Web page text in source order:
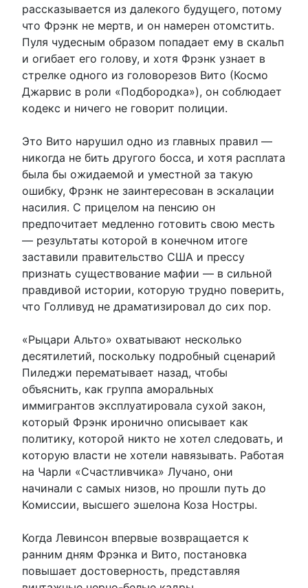
рассказывается из далекого будущего, потому
что Фрэнк не мертв, и он намерен отомстить.
Пуля чудесным образом попадает ему в скальп
и огибает его голову, и хотя Фрэнк узнает в
стрелке одного из головорезов Вито (Космо
Джарвис в роли «Подбородка»), он соблюдает
кодекс и ничего не говорит полиции.
Это Вито нарушил одно из главных правил —
никогда не бить другого босса, и хотя расплата
была бы ожидаемой и уместной за такую ​​
ошибку, Фрэнк не заинтересован в эскалации
насилия. С прицелом на пенсию он
предпочитает медленно готовить свою месть
— результаты которой в конечном итоге
заставили правительство США и прессу
признать существование мафии — в сильной
правдивой истории, которую трудно поверить,
что Голливуд не драматизировал до сих пор.
«Рыцари Альто» охватывают несколько
десятилетий, поскольку подробный сценарий
Пиледжи перематывает назад, чтобы
объяснить, как группа аморальных
иммигрантов эксплуатировала сухой закон,
который Фрэнк иронично описывает как
политику, которой никто не хотел следовать, и
которую власти не хотели навязывать. Работая
на Чарли «Счастливчика» Лучано, они
начинали с самых низов, но прошли путь до
Комиссии, высшего эшелона Коза Ностры.
Когда Левинсон впервые возвращается к
ранним дням Фрэнка и Вито, постановка
повышает достоверность, представляя